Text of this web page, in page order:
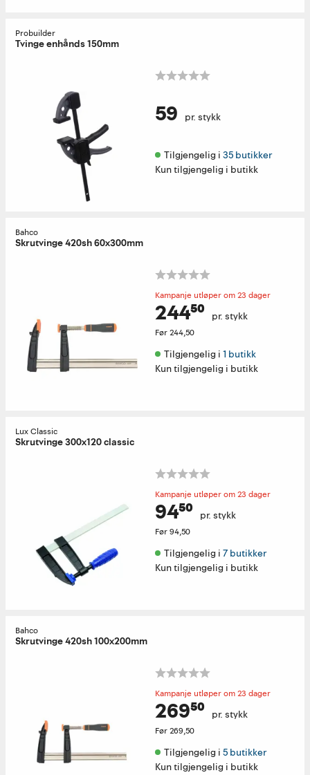
Probuilder
Tvinge enhånds 150mm
59 pr. stykk
Tilgjengelig i 35 butikker
Kun tilgjengelig i butikk
Bahco
Skrutvinge 420sh 60x300mm
Kampanje utløper om 23 dager
244⁵⁰ pr. stykk
Før244,50
Tilgjengelig i 1 butikk
Kun tilgjengelig i butikk
Lux Classic
Skrutvinge 300x120 classic
Kampanje utløper om 23 dager
94⁵⁰ pr. stykk
Før94,50
Tilgjengelig i 7 butikker
Kun tilgjengelig i butikk
Bahco
Skrutvinge 420sh 100x200mm
Kampanje utløper om 23 dager
269⁵⁰ pr. stykk
Før269,50
Tilgjengelig i 5 butikker
Kun tilgjengelig i butikk